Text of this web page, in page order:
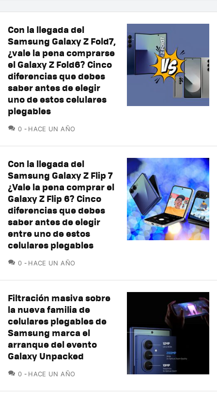
Con la llegada del
Samsung Galaxy Z Fold7,
¿vale la pena comprarse
el Galaxy Z Fold6? Cinco
diferencias que debes
saber antes de elegir
uno de estos celulares
plegables
0 COMENTARIOS
HACE UN AÑO
Con la llegada del
Samsung Galaxy Z Flip 7
¿Vale la pena comprar el
Galaxy Z Flip 6? Cinco
diferencias que debes
saber antes de elegir
entre uno de estos
celulares plegables
0 COMENTARIOS
HACE UN AÑO
Filtración masiva sobre
la nueva familia de
celulares plegables de
Samsung marca el
arranque del evento
Galaxy Unpacked
0 COMENTARIOS
HACE UN AÑO